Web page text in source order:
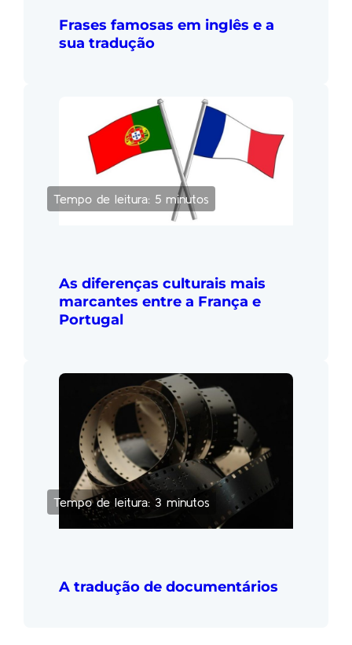
Frases famosas em inglês e a
sua tradução
Tempo de leitura: 5 minutos
As diferenças culturais mais
marcantes entre a França e
Portugal
Tempo de leitura: 3 minutos
A tradução de documentários